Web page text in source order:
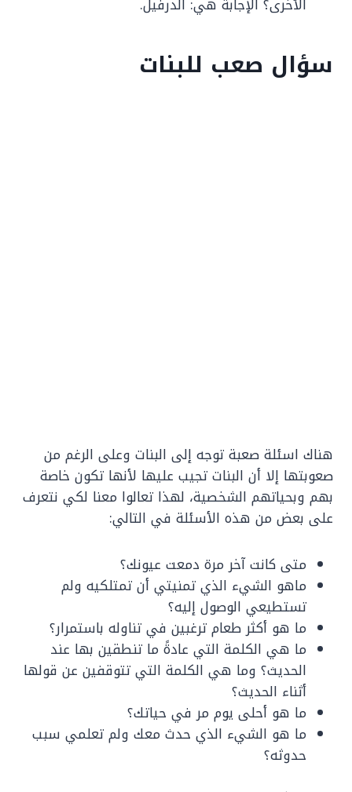
سؤال صعب للبنات
هناك اسئلة صعبة توجه إلى البنات وعلى الرغم من
صعوبتها إلا أن البنات تجيب عليها لأنها تكون خاصة
بهم وبحياتهم الشخصية، لهذا تعالوا معنا لكي نتعرف
على بعض من هذه الأسئلة في التالي:
متى كانت آخر مرة دمعت عيونك؟
ماهو الشيء الذي تمنيتي أن تمتلكيه ولم
تستطيعي الوصول إليه؟
ما هو أكثر طعام ترغبين في تناوله باستمرار؟
ما هي الكلمة التي عادةً ما تنطقين بها عند
الحديث؟ وما هي الكلمة التي تتوقفين عن قولها
أثناء الحديث؟
ما هو أحلى يوم مر في حياتك؟
ما هو الشيء الذي حدث معك ولم تعلمي سبب
حدوثه؟